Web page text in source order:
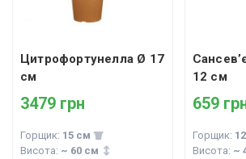
Цитрофортунелла Ø 17
см
3479 грн
Горщик: 15 см
Висота: ~ 60 см
12 см
659
Горщик:
Висота: ~